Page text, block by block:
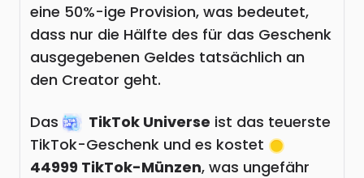
eine 50%-ige Provision, was bedeutet,
dass nur die Hälfte des für das Geschenk
ausgegebenen Geldes tatsächlich an
den Creator geht.
Das TikTok Universe ist das teuerste
TikTok-Geschenk und es kostet
44999 TikTok-Münzen, was ungefähr